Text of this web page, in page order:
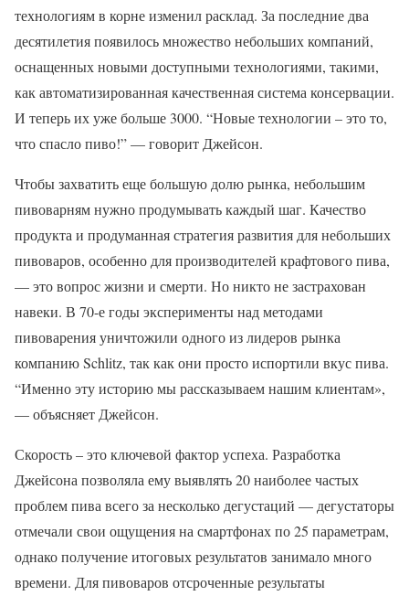
технологиям в корне изменил расклад. За последние два
десятилетия появилось множество небольших компаний,
оснащенных новыми доступными технологиями, такими,
как автоматизированная качественная система консервации.
И теперь их уже больше 3000. “Новые технологии – это то,
что спасло пиво!” — говорит Джейсон.
Чтобы захватить еще большую долю рынка, небольшим
пивоварням нужно продумывать каждый шаг. Качество
продукта и продуманная стратегия развития для небольших
пивоваров, особенно для производителей крафтового пива,
— это вопрос жизни и смерти. Но никто не застрахован
навеки. В 70-е годы эксперименты над методами
пивоварения уничтожили одного из лидеров рынка
компанию Schlitz, так как они просто испортили вкус пива.
“Именно эту историю мы рассказываем нашим клиентам»,
— объясняет Джейсон.
Скорость – это ключевой фактор успеха. Разработка
Джейсона позволяла ему выявлять 20 наиболее частых
проблем пива всего за несколько дегустаций — дегустаторы
отмечали свои ощущения на смартфонах по 25 параметрам,
однако получение итоговых результатов занимало много
времени. Для пивоваров отсроченные результаты